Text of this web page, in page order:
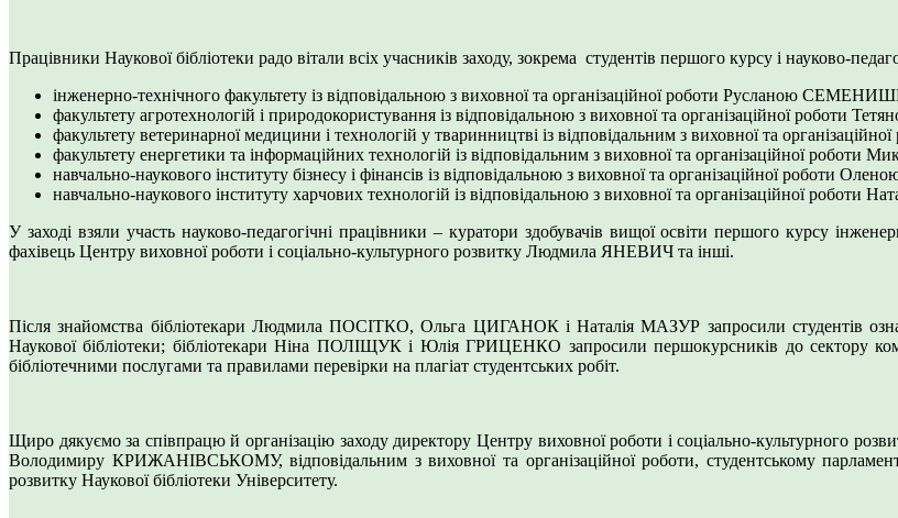
Працівники Наукової бібліотеки радо вітали всіх учасників заходу, зокрема студентів першого курсу і науково-
інженерно-технічного факультету із відповідальною з виховної та організаційної роботи Русланою
факультету агротехнологій і природокористування із відповідальною з виховної та організаційної роботи
факультету ветеринарної медицини і технологій у тваринництві із відповідальним з виховної та
факультету енергетики та інформаційних технологій із відповідальним з виховної та організаційної
навчально-наукового інституту бізнесу і фінансів із відповідальною з виховної та організаційної роботи
навчально-наукового інституту харчових технологій із відповідальною з виховної та організаційної
У заході взяли участь науково-педагогічні працівники – куратори здобувачів вищої освіти першого курсу
фахівець Центру виховної роботи і соціально-культурного розвитку Людмила ЯНЕВИЧ та інші.
Після знайомства бібліотекари Людмила ПОСІТКО, Ольга ЦИГАНОК і Наталія МАЗУР запросили студентів
Наукової бібліотеки; бібліотекари Ніна ПОЛІЩУК і Юлія ГРИЦЕНКО запросили першокурсників до сектору
бібліотечними послугами та правилами перевірки на плагіат студентських робіт.
Щиро дякуємо за співпрацю й організацію заходу директору Центру виховної роботи і соціально-культурного
Володимиру КРИЖАНІВСЬКОМУ, відповідальним з виховної та організаційної роботи, студентському
розвитку Наукової бібліотеки Університету.